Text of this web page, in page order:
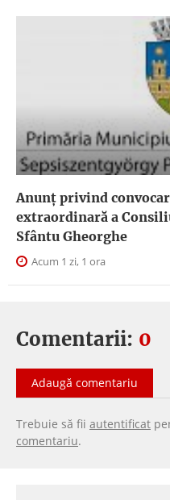
Anunţ privind
extraordinară a
Sfântu Gheorghe
Acum 1 zi, 1 ora
Comentarii: 0
Adaugă comentariu
Trebuie să fii autentificat
comentariu.